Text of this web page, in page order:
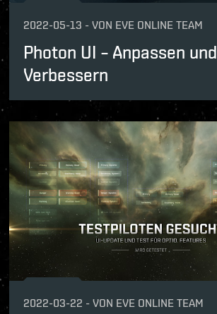
2022-05-13 - VON EVE ONLINE TEAM
Photon UI – Anpassen und
Verbessern
events
updates
updates
2022-03-22 - VON EVE ONLINE TEAM